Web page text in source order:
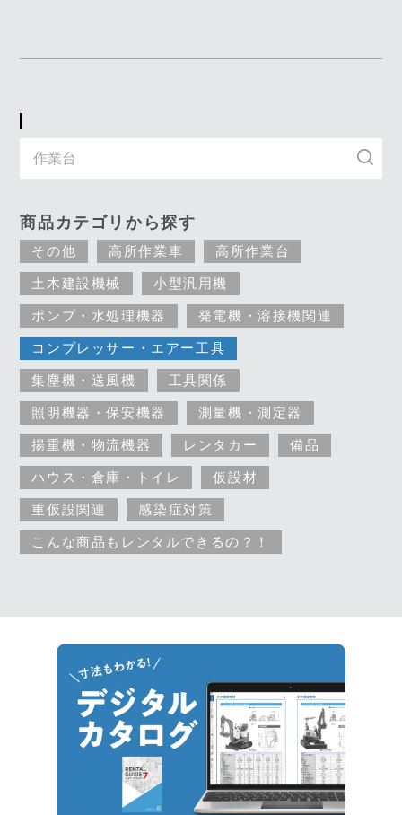
商品カテゴリから探す
その他 高所作業車 高所作業台
土木建設機械 小型汎用機
ポンプ・水処理機器 発電機・溶接機関連
コンプレッサー・エアー工具
集塵機・送風機 工具関係
照明機器・保安機器 測量機・測定器
揚重機・物流機器 レンタカー 備品
ハウス・倉庫・トイレ 仮設材
重仮設関連 感染症対策
こんな商品もレンタルできるの？！